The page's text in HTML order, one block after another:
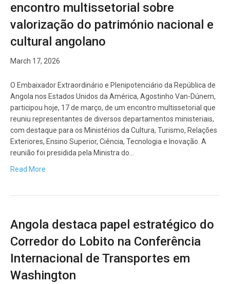
encontro multissetorial sobre
valorização do património nacional e
cultural angolano
March 17, 2026
O Embaixador Extraordinário e Plenipotenciário da República de
Angola nos Estados Unidos da América, Agostinho Van-Dúnem,
participou hoje, 17 de março, de um encontro multissetorial que
reuniu representantes de diversos departamentos ministeriais,
com destaque para os Ministérios da Cultura, Turismo, Relações
Exteriores, Ensino Superior, Ciência, Tecnologia e Inovação. A
reunião foi presidida pela Ministra do…
Read More
Angola destaca papel estratégico do
Corredor do Lobito na Conferência
Internacional de Transportes em
Washington